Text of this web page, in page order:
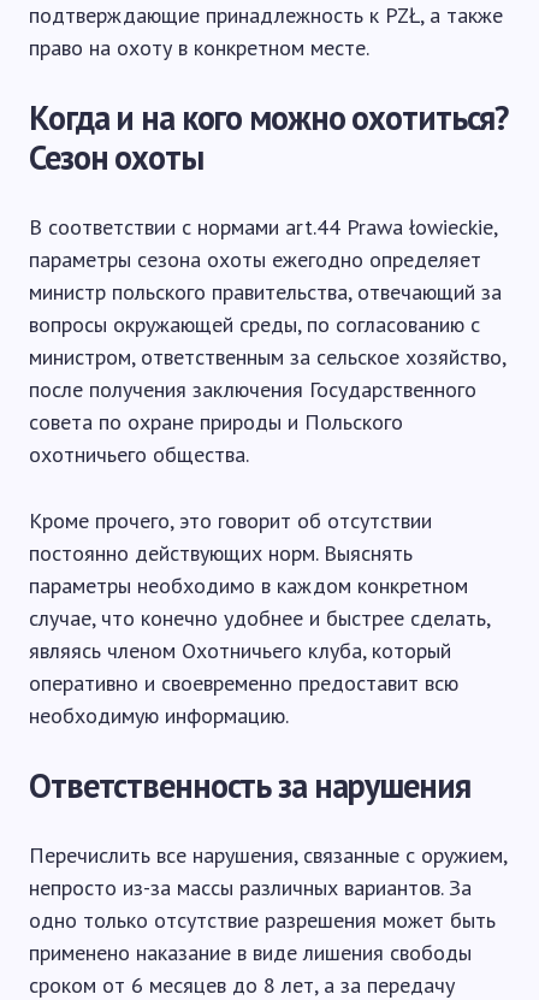
подтверждающие принадлежность к PZŁ, а также
право на охоту в конкретном месте.
Когда и на кого можно охотиться?
Сезон охоты
В соответствии с нормами art.44 Prawa łowieckie,
параметры сезона охоты ежегодно определяет
министр польского правительства, отвечающий за
вопросы окружающей среды, по согласованию с
министром, ответственным за сельское хозяйство,
после получения заключения Государственного
совета по охране природы и Польского
охотничьего общества.
Кроме прочего, это говорит об отсутствии
постоянно действующих норм. Выяснять
параметры необходимо в каждом конкретном
случае, что конечно удобнее и быстрее сделать,
являясь членом Охотничьего клуба, который
оперативно и своевременно предоставит всю
необходимую информацию.
Ответственность за нарушения
Перечислить все нарушения, связанные с оружием,
непросто из-за массы различных вариантов. За
одно только отсутствие разрешения может быть
применено наказание в виде лишения свободы
сроком от 6 месяцев до 8 лет, а за передачу